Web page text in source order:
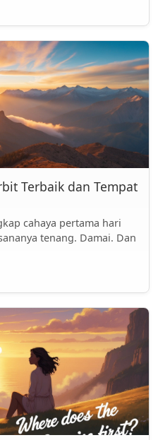
Terbaik dan Tempat
cahaya pertama hari
tenang. Damai. Dan